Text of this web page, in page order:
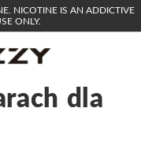
NICOTINE IS AN ADDICTIVE
ONLY.
dla